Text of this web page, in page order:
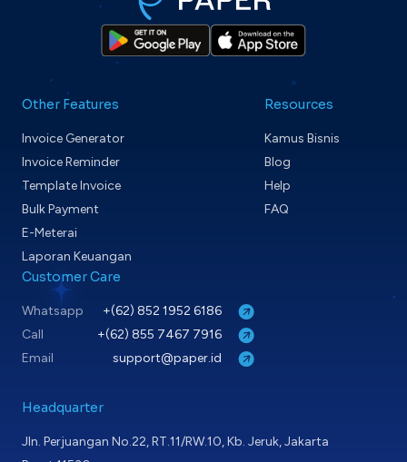
Other Features
Invoice Generator
Invoice Reminder
Template Invoice
Bulk Payment
E-Meterai
Laporan Keuangan
Resources
Kamus Bisnis
Blog
Help
FAQ
Customer Care
Whatsapp
+(62) 852 1952 6186
Call
+(62) 855 7467 7916
Email
support@paper.id
Headquarter
Jln. Perjuangan No.22, RT.11/RW.10, Kb. Jeruk, Jakarta